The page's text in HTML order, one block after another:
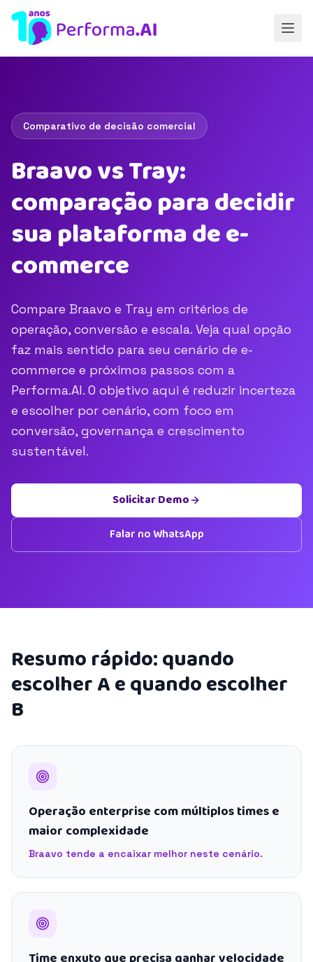
Comparativo de decisão comercial
Braavo vs Tray:
comparação para decidir
sua plataforma de e-
commerce
Compare Braavo e Tray em critérios de
operação, conversão e escala. Veja qual opção
faz mais sentido para seu cenário de e-
commerce e próximos passos com a
Performa.AI. O objetivo aqui é reduzir incerteza
e escolher por cenário, com foco em
conversão, governança e crescimento
sustentável.
Solicitar Demo
Falar no WhatsApp
Resumo rápido: quando
escolher A e quando escolher
B
Operação enterprise com múltiplos times e
maior complexidade
Braavo tende a encaixar melhor neste cenário.